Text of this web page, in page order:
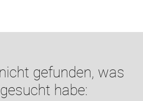
gefunden, was
habe: